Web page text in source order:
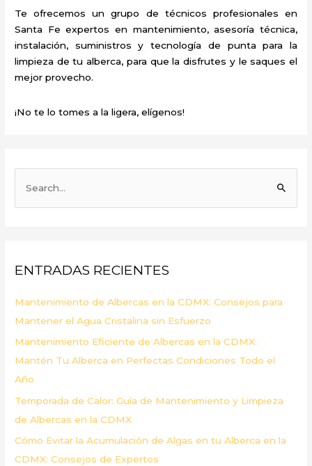
Te ofrecemos un grupo de técnicos profesionales en
Santa Fe expertos en mantenimiento, asesoría técnica,
instalación, suministros y tecnología de punta para la
limpieza de tu alberca, para que la disfrutes y le saques el
mejor provecho.
¡No te lo tomes a la ligera, elígenos!
r
o
r
:
ENTRADAS RECIENTES
Mantenimiento de Albercas en la CDMX: Consejos para
Mantener el Agua Cristalina sin Esfuerzo
Mantenimiento Eficiente de Albercas en la CDMX:
Mantén Tu Alberca en Perfectas Condiciones Todo el
Año
Temporada de Calor: Guía de Mantenimiento y Limpieza
de Albercas en la CDMX
Cómo Evitar la Acumulación de Algas en tu Alberca en la
CDMX: Consejos de Expertos